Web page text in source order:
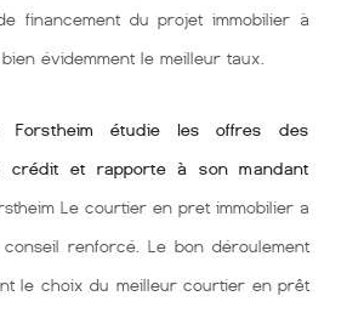
financement du projet immobilier à
évidemment le meilleur taux.
étudie les offres des
crédit et rapporte à son mandant
Le courtier en pret immobilier a
renforcé. Le bon déroulement
le choix du meilleur courtier en prêt